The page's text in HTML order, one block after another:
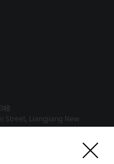
幢
Street, Liangjiang New